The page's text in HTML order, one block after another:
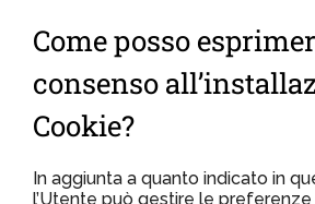
Come posso
consenso
Cookie?
In aggiunta a quanto indicato in
l’Utente può gestire le